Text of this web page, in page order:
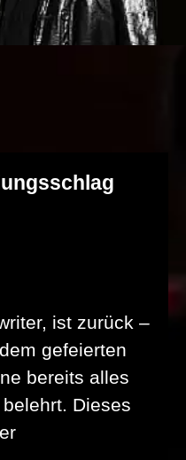
ist zurück –
gefeierten
bereits alles
Dieses